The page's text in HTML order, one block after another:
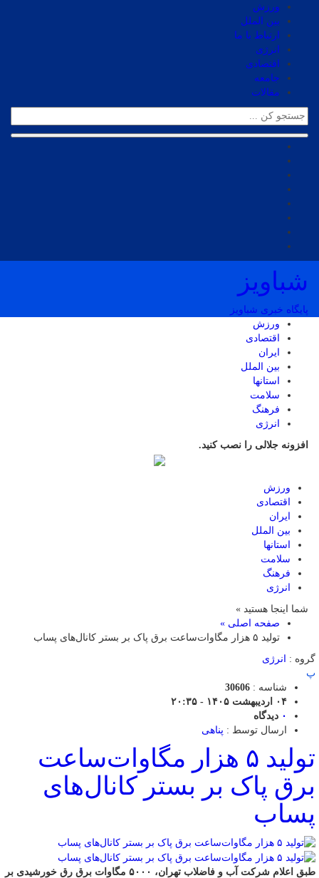
ورزش
بین الملل
ارتباط با ما
انرژی
اقتصادی
جامعه
مقالات
شباویز
پایگاه خبری شباویز
ورزش
اقتصادی
ایران
بین الملل
استانها
سلامت
فرهنگ
انرژی
افزونه جلالی را نصب کنید.
ورزش
اقتصادی
ایران
بین الملل
استانها
سلامت
فرهنگ
انرژی
شما اینجا هستید »
صفحه اصلی »
تولید ۵ هزار مگاوات‌ساعت برق پاک بر بستر کانال‌های پساب
گروه :
انرژی
پ
شناسه : 30606
۰۴ اردیبهشت ۱۴۰۵ - ۲۰:۳۵
۰ دیدگاه
ارسال توسط : پناهی
تولید ۵ هزار مگاوات‌ساعت
برق پاک بر بستر کانال‌های
پساب
طبق اعلام شرکت آب و فاضلاب تهران، ۵۰۰۰ مگاوات برق رق خورشیدی بر